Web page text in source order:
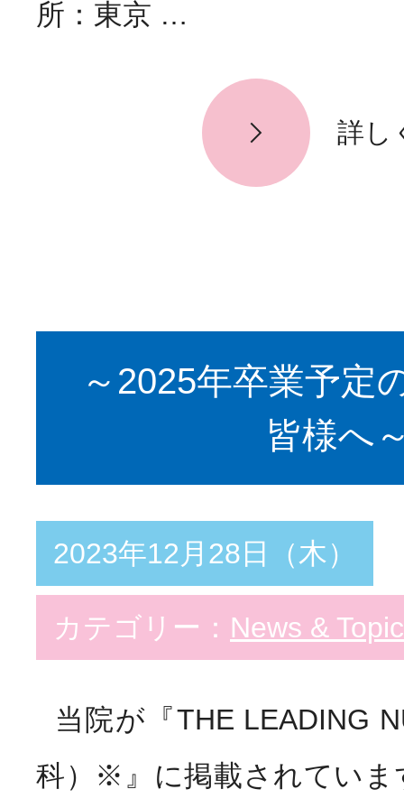
所：東京 …
詳し
～2025年卒業予定
皆様へ
2023年12月28日（木）
カテゴリー： News &
当院が『THE LEADING
科）※』に掲載されてい